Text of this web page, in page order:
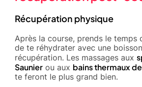
Récupération physique
Après la course, prends le temps
de te réhydrater avec une
récupération. Les massages aux
Saunier ou aux bains thermaux
te feront le plus grand bien.